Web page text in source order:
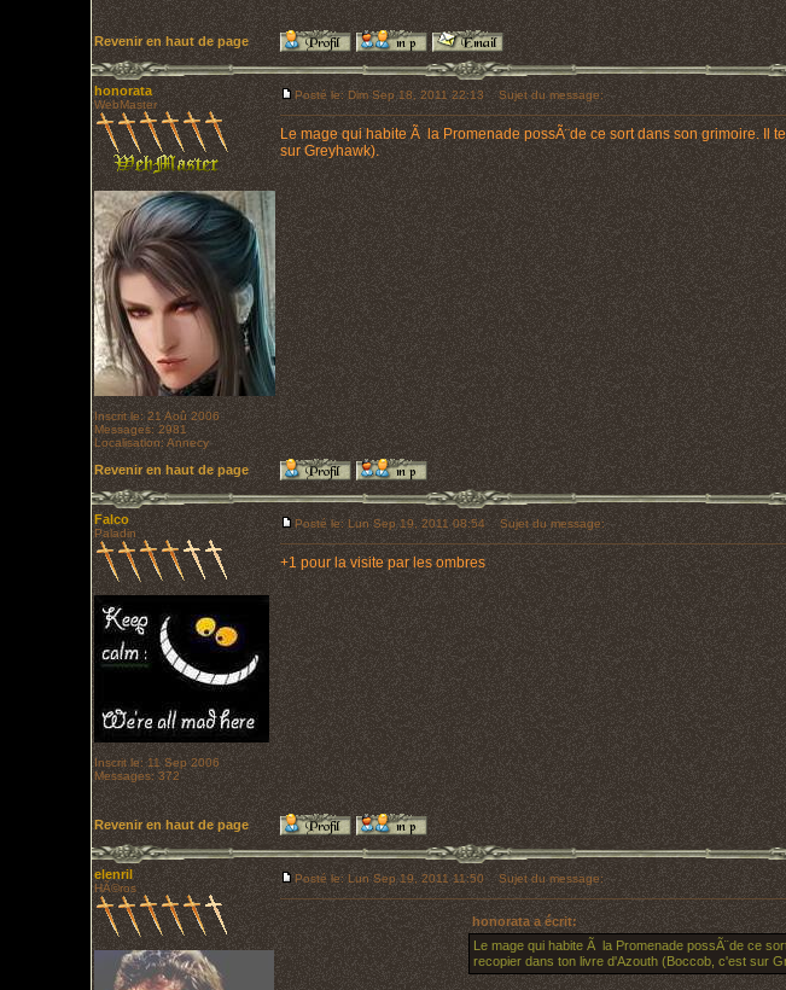
Revenir en haut de page
honorata
WebMaster
Inscrit le: 21 Aoû 2006
Messages: 2981
Localisation: Annecy
Posté le: Dim Sep 18, 2011 22:13 Sujet du message:
Le mage qui habite Ã la Promenade possÃ¨de ce sort dans son grimoire. Il
sur Greyhawk).
Revenir en haut de page
Falco
Paladin
Inscrit le: 11 Sep 2006
Messages: 372
Posté le: Lun Sep 19, 2011 08:54 Sujet du message:
+1 pour la visite par les ombres
Revenir en haut de page
elenril
HÃ©ros
Posté le: Lun Sep 19, 2011 11:50 Sujet du message:
honorata a écrit:
Le mage qui habite Ã la Promenade possÃ¨de ce
recopier dans ton livre d'Azouth (Boccob, c'est sur